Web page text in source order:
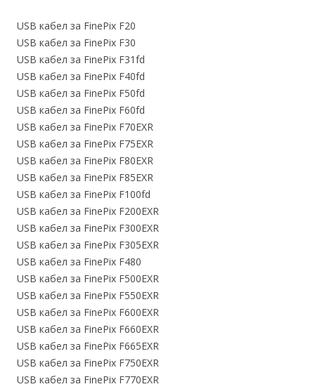
USB кабел за FinePix F20
USB кабел за FinePix F30
USB кабел за FinePix F31fd
USB кабел за FinePix F40fd
USB кабел за FinePix F50fd
USB кабел за FinePix F60fd
USB кабел за FinePix F70EXR
USB кабел за FinePix F75EXR
USB кабел за FinePix F80EXR
USB кабел за FinePix F85EXR
USB кабел за FinePix F100fd
USB кабел за FinePix F200EXR
USB кабел за FinePix F300EXR
USB кабел за FinePix F305EXR
USB кабел за FinePix F480
USB кабел за FinePix F500EXR
USB кабел за FinePix F550EXR
USB кабел за FinePix F600EXR
USB кабел за FinePix F660EXR
USB кабел за FinePix F665EXR
USB кабел за FinePix F750EXR
USB кабел за FinePix F770EXR